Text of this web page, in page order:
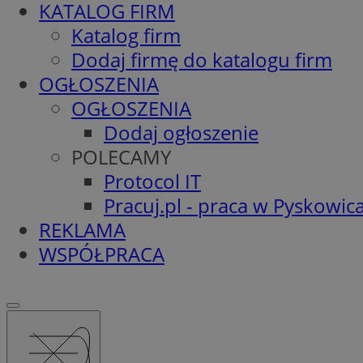
KATALOG FIRM
Katalog firm
Dodaj firmę do katalogu firm
OGŁOSZENIA
OGŁOSZENIA
Dodaj ogłoszenie
POLECAMY
Protocol IT
Pracuj.pl - praca w
REKLAMA
WSPÓŁPRACA